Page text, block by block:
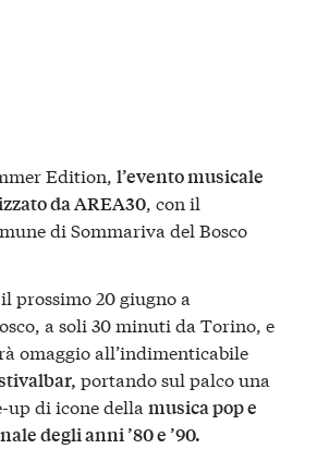
Edition, l’evento musicale
da AREA30, con il
di Sommariva del Bosco
prossimo 20 giugno a
a soli 30 minuti da Torino, e
omaggio all’indimenticabile
portando sul palco una
di icone della musica pop e
degli anni ’80 e ’90.